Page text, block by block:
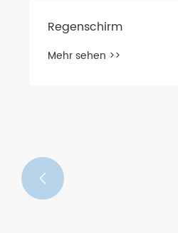
Regenschirm
Mehr sehen >>
